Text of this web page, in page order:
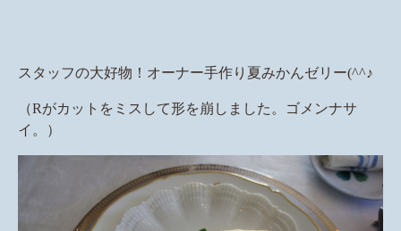
スタッフの大好物！オーナー手作り夏みかんゼリー(^^♪
（Rがカットをミスして形を崩しました。ゴメンナサ
イ。）